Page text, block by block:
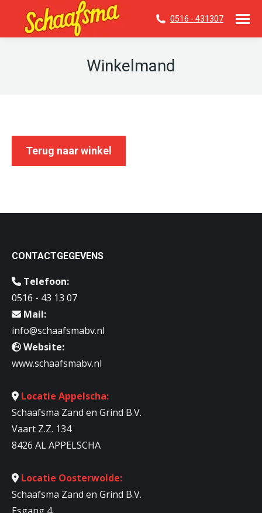
0516 - 431307
Winkelmand
Terug naar winkel
CONTACTGEGEVENS
Telefoon:
0516 - 43 13 07
Mail:
info@schaafsmabv.nl
Website:
www.schaafsmabv.nl
Locatie Appelscha:
Schaafsma Zand en Grind B.V.
Vaart Z.Z. 134
8426 AL APPELSCHA
Locatie Oosterwolde:
Schaafsma Zand en Grind B.V.